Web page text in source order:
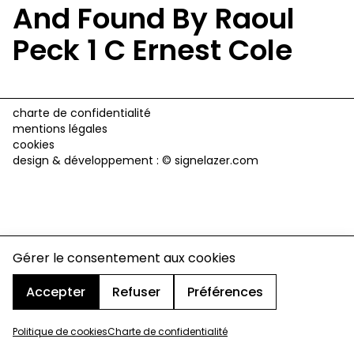
Gérer le consentement aux cookies
Accepter
Refuser Préférences
Politique de cookiesCharte de confidentialité
And Found By Raoul
Peck 1 C Ernest Cole
charte de confidentialité
mentions légales
cookies
design & développement : © signelazer.com